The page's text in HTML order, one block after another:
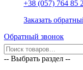
+38 (057) 764 85
Заказать
Обратный звонок
-- Выбрать раздел --